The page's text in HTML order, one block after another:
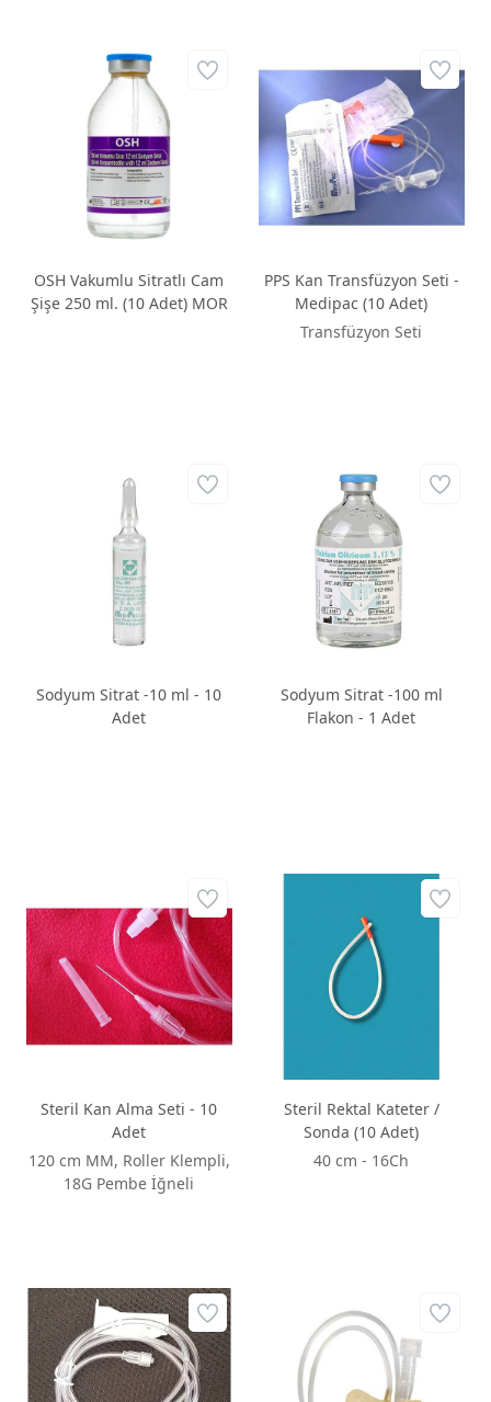
OSH Vakumlu Sitratlı Cam
Şişe 250 ml. (10 Adet) MOR
PPS Kan Transfüzyon Seti -
Medipac (10 Adet)
Transfüzyon Seti
Sodyum Sitrat -10 ml - 10
Adet
Sodyum Sitrat -100 ml
Flakon - 1 Adet
Steril Kan Alma Seti - 10
Adet
120 cm MM, Roller Klempli,
18G Pembe İğneli
Steril Rektal Kateter /
Sonda (10 Adet)
40 cm - 16Ch